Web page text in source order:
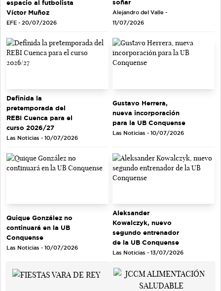
espacio al futbolista
Víctor Muñoz
EFE - 20/07/2026
soñar
Alejandro del Valle -
11/07/2026
Definida la
pretemporada del
REBI Cuenca para el
curso 2026/27
Las Noticias - 10/07/2026
Gustavo Herrera,
nueva incorporación
para la UB Conquense
Las Noticias - 10/07/2026
Quique González no
continuará en la UB
Conquense
Las Noticias - 10/07/2026
Aleksander
Kowalczyk, nuevo
segundo entrenador
de la UB Conquense
Las Noticias - 13/07/2026